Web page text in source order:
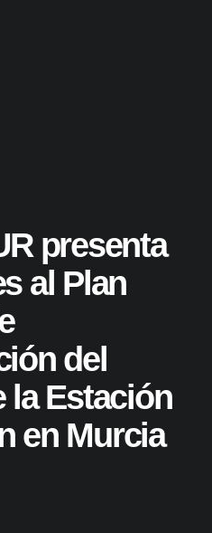
presenta
al Plan
del
la Estación
en Murcia